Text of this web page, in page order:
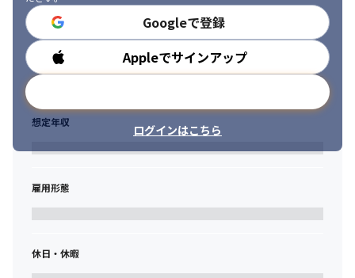
Googleで登録
Appleでサインアップ
ログインはこちら
勤務時間
想定年収
雇用形態
休日・休暇